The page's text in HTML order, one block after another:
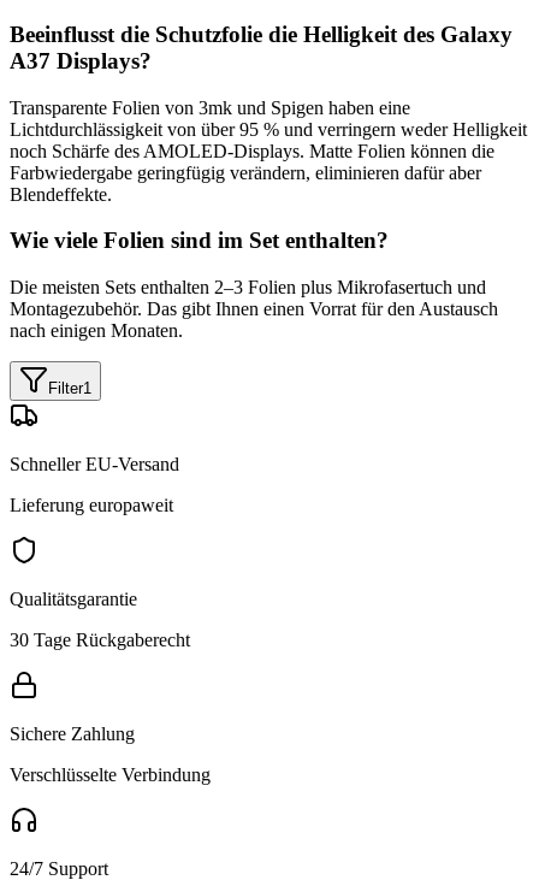
Beeinflusst die Schutzfolie die Helligkeit des Galaxy
A37 Displays?
Transparente Folien von 3mk und Spigen haben eine
Lichtdurchlässigkeit von über 95 % und verringern weder Helligkeit
noch Schärfe des AMOLED-Displays. Matte Folien können die
Farbwiedergabe geringfügig verändern, eliminieren dafür aber
Blendeffekte.
Wie viele Folien sind im Set enthalten?
Die meisten Sets enthalten 2–3 Folien plus Mikrofasertuch und
Montagezubehör. Das gibt Ihnen einen Vorrat für den Austausch
nach einigen Monaten.
Filter1
Schneller EU-Versand
Lieferung europaweit
Qualitätsgarantie
30 Tage Rückgaberecht
Sichere Zahlung
Verschlüsselte Verbindung
24/7 Support